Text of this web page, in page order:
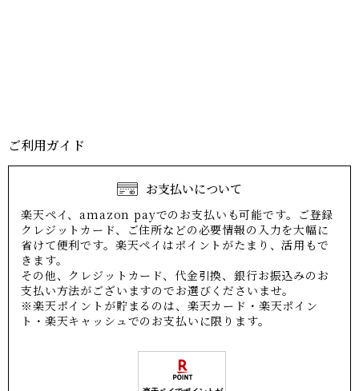
ご利用ガイド
お支払いについて
楽天ペイ、amazon payでのお支払いも可能です。ご登録
クレジットカード、ご住所などの必要情報の入力を大幅に
省けて便利です。楽天ペイはポイントがたまり、活用もで
きます。
その他、クレジットカード、代金引換、銀行お振込みのお
支払い方法がございますのでお選びくださいませ。
※楽天ポイントが貯まるのは、楽天カード・楽天ポイン
ト・楽天キャッシュでのお支払いに限ります。